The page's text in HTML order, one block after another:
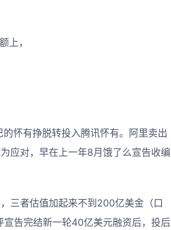
上，
怀有挣脱转投入腾讯怀有。阿里卖出
应对，早在上一年8月饿了么宣告收编
三者估值加起来不到200亿美金（口
告完结新一轮40亿美元融资后，投后